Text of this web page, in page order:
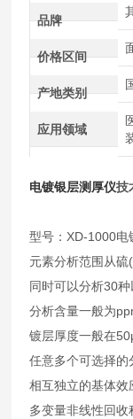
品牌
价格区间
产地类别
应用领域
电镀银层测厚仪技
型号：XD-1000电
元素分析范围从硫
同时可以分析30种
分析含量一般为
镀层厚度一般在
任意多个可选择的
相互独立的基体效
多变量非线性回收